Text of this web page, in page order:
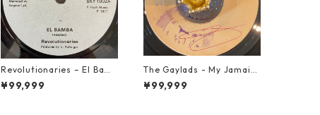
Revolutionaries – El Bamb
a【7-21855】
¥99,999
The Gaylads - My Jamaic
an Girl【7-22009】
¥99,999